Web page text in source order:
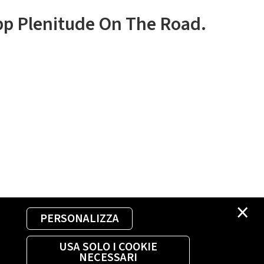
×
PERSONALIZZA
USA SOLO I COOKIE
NECESSARI
Plenitude On The Road.